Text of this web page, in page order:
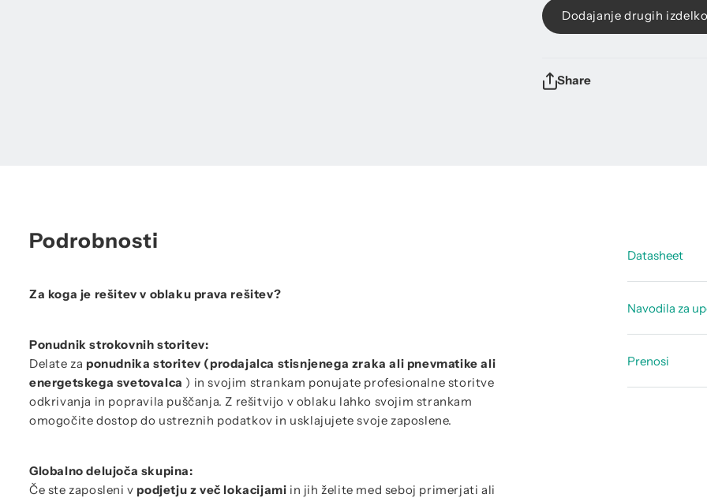
Dodajanje drugih
Share
Podrobnosti
Za koga je rešitev v oblaku prava rešitev?
Ponudnik strokovnih storitev:
Delate za ponudnika storitev (prodajalca stisnjenega zraka ali pnevmatike ali
energetskega svetovalca ) in svojim strankam ponujate profesionalne storitve
odkrivanja in popravila puščanja. Z rešitvijo v oblaku lahko svojim strankam
omogočite dostop do ustreznih podatkov in usklajujete svoje zaposlene.
Globalno delujoča skupina:
Če ste zaposleni v podjetju z več lokacijami in jih želite med seboj primerjati ali
Datasheet
oblaku
Navodila za
Prenosi
Vzorec